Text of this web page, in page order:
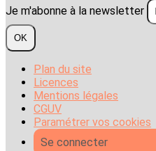
Je m'abonne à la newsletter
OK
Plan du site
Licences
Mentions légales
CGUV
Paramétrer vos cookies
Se connecter